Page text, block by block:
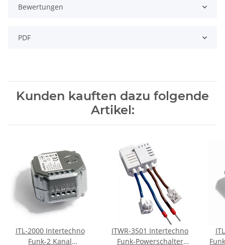
Bewertungen
PDF
Kunden kauften dazu folgende
Artikel:
ITL-2000 Intertechno
Funk-2 Kanal
ITWR-3501 Intertechno
Funk-Powerschalter